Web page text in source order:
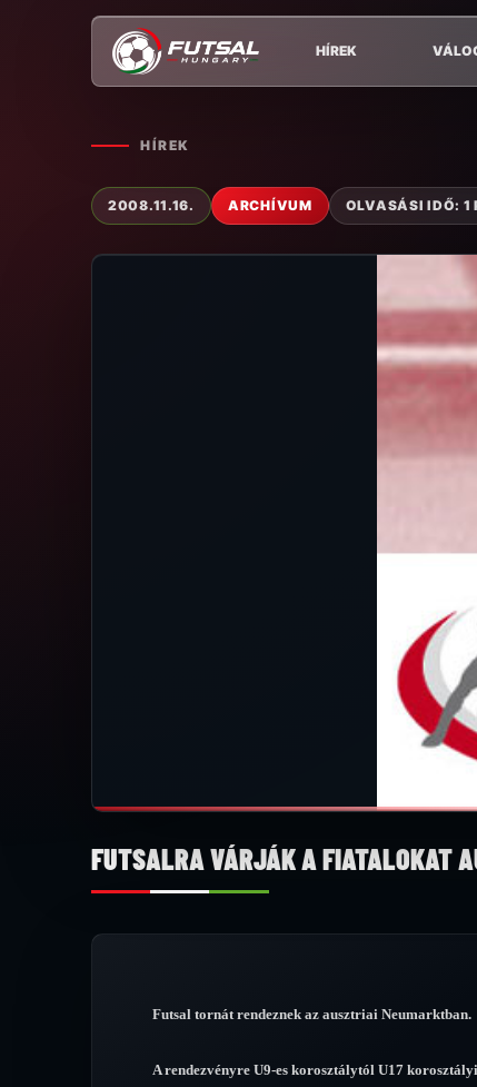
HÍREK
HÍREK
2008.11.16. ARCHÍVUM OLVASÁSI IDŐ: 1
FUTSALRA VÁRJÁK A FIATALOKAT
Futsal tornát rendeznek az ausztriai Neumarktban.
A rendezvényre U9-es korosztálytól U17